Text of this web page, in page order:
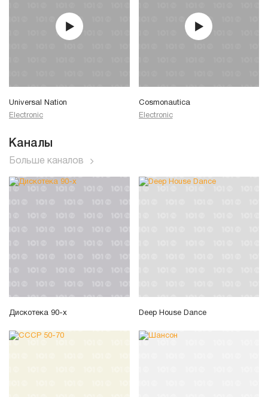
Universal Nation
Electronic
Cosmonautica
Electronic
Каналы
Больше каналов
Дискотека 90-х Deep House Dance